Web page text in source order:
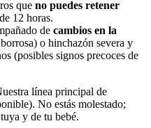
que no puedes retener
12 horas.
de cambios en la
o hinchazón severa y
(posibles signos precoces de
línea principal de
No estás molestado;
y de tu bebé.